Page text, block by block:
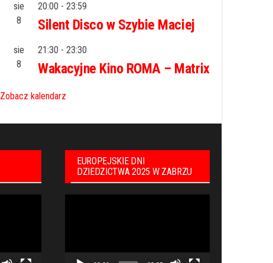
sie
8
20:00 - 23:59
Silent Disco w Szybie Maciej
sie
8
21:30 - 23:30
Wakacyjne Kino ROMA – Matrix
Zobacz kalendarz
EUROPEJSKIE DNI
DZIEDZICTWA 2025 W ZABRZU